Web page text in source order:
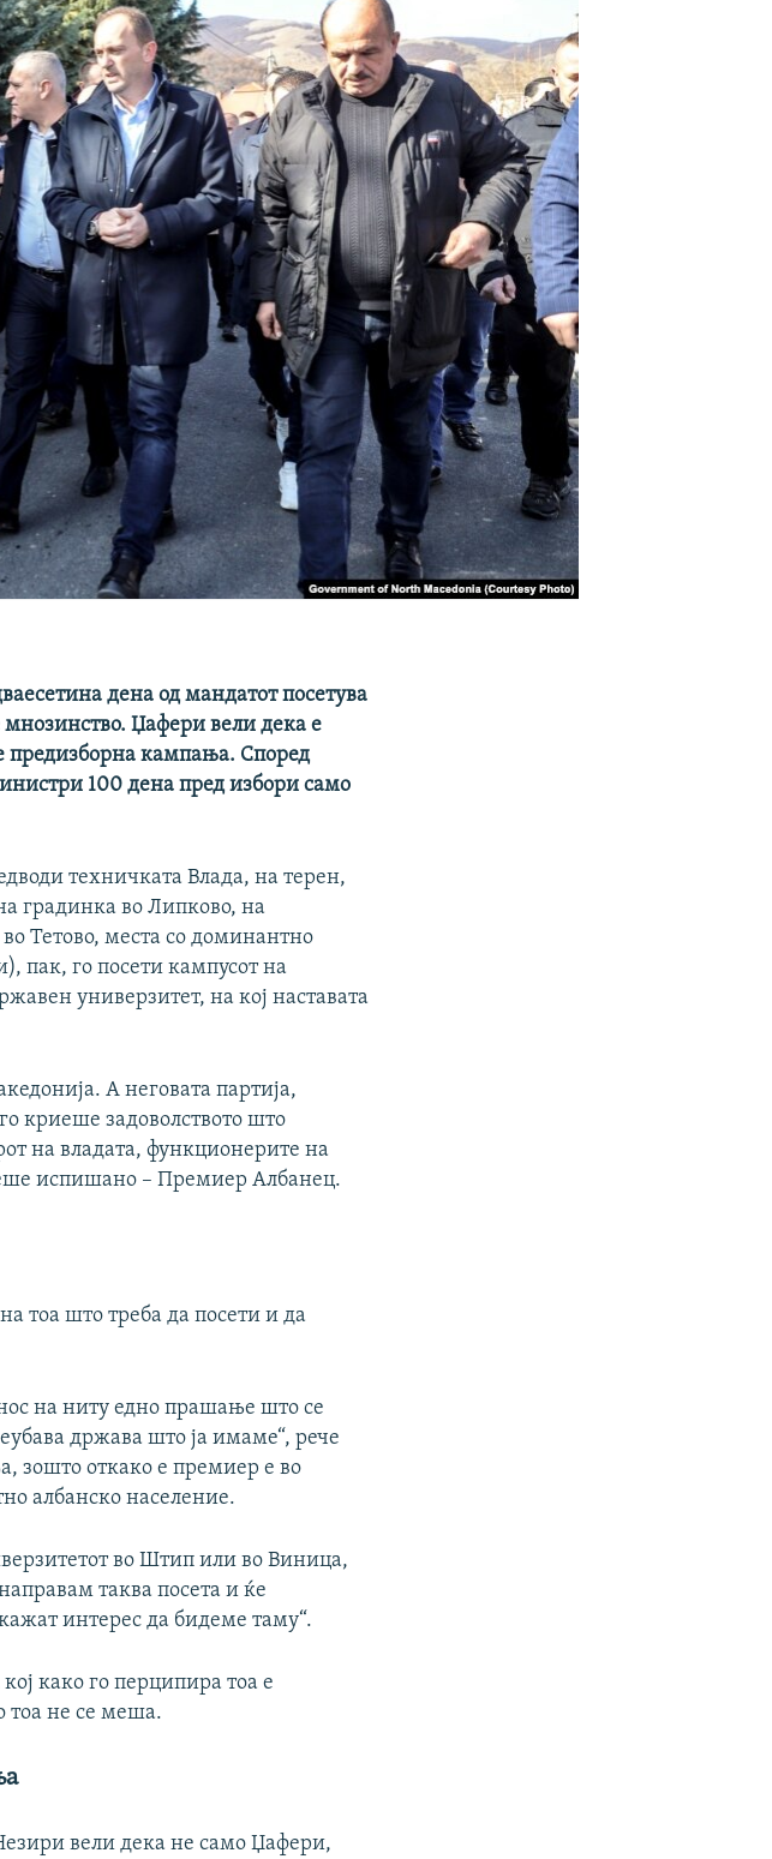
дена од мандатот посетува
Џафери вели дека е
предизборна кампања. Според
100 дена пред избори само
техничката Влада, на терен,
градинка во Липково, на
Тетово, места со доминантно
пак, го посети кампусот на
универзитет, на кој наставата
А неговата партија,
криеше задоволството што
на владата, функционерите на
испишано – Премиер Албанец.
тоа што треба да посети и да
на ниту едно прашање што се
држава што ја имаме“, рече
зошто откако е премиер е во
албанско население.
во Штип или во Виница,
таква посета и ќе
интерес да бидеме таму“.
како го перципира тоа е
тоа не се меша.
вели дека не само Џафери,